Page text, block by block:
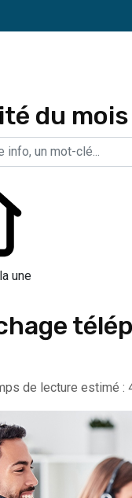
du mois
une
de lecture estimé :